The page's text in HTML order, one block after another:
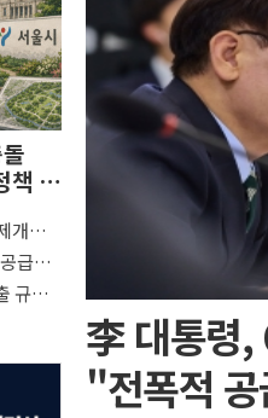
책 엇
개
급난
규제
李 대통령,
"전폭적